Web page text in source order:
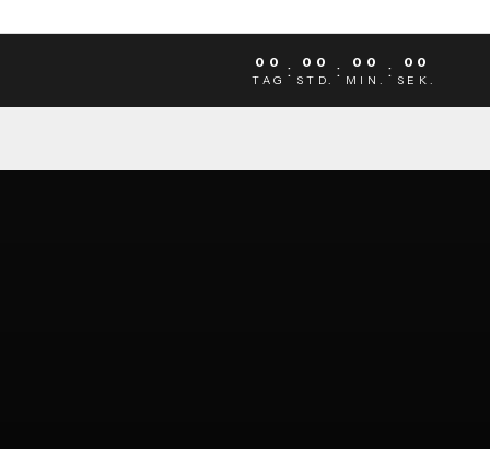
00
TAG : 00
STD. : 00
MIN. : 00
SEK.